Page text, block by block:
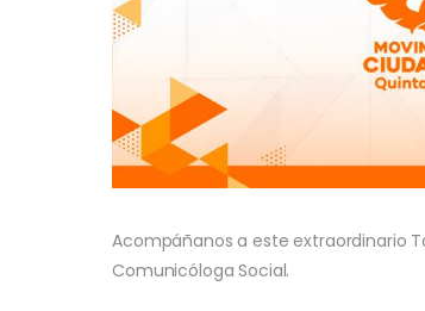
Acompáñanos a este extraordinario
Comunicóloga Social.